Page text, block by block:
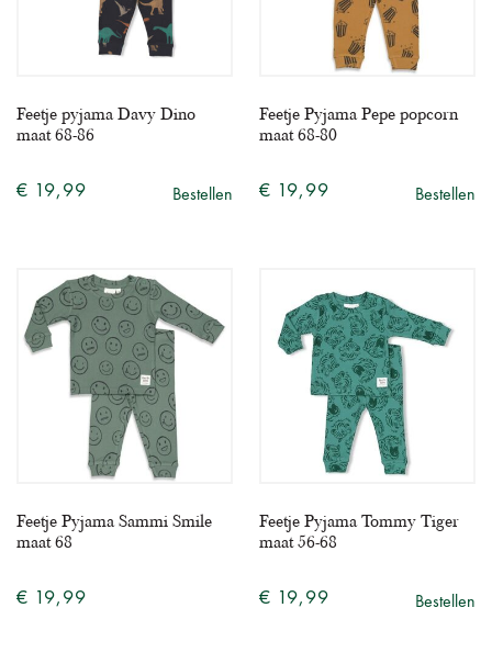
Feetje pyjama Davy Dino
maat 68-86
€ 19,99 Bestellen
Feetje Pyjama Pepe popcorn
maat 68-80
€ 19,99 Bestellen
Feetje Pyjama Sammi Smile
maat 68
€ 19,99
Feetje Pyjama Tommy Tiger
maat 56-68
€ 19,99 Bestellen